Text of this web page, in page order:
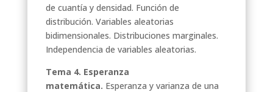
de cuantía y densidad. Función de
distribución. Variables aleatorias
bidimensionales. Distribuciones marginales.
Independencia de variables aleatorias.
Tema 4. Esperanza
matemática. Esperanza y varianza de una